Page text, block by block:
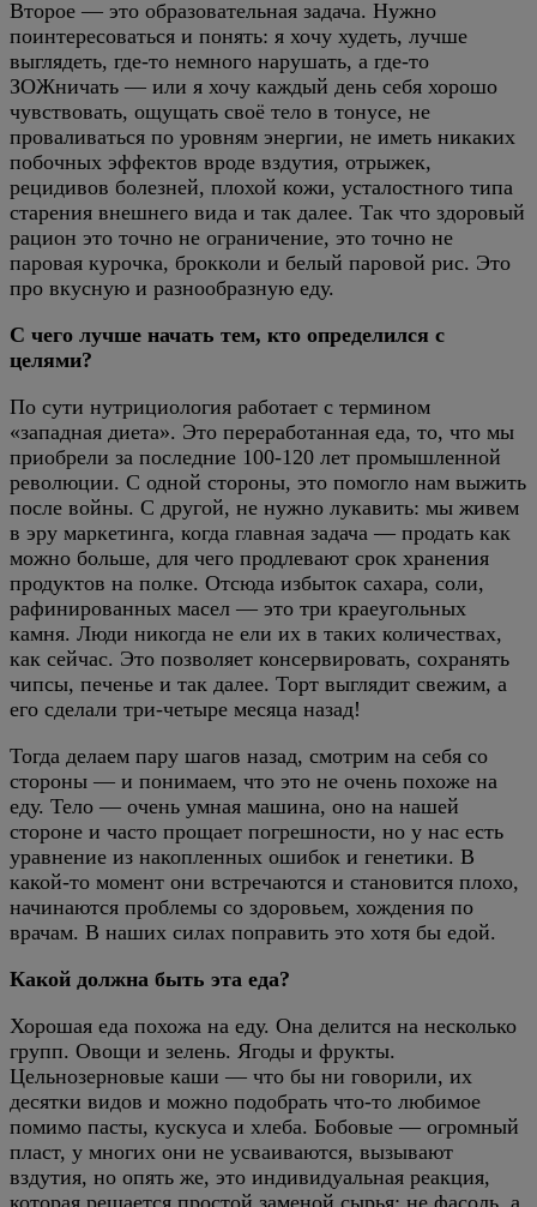
Второе — это образовательная задача. Нужно
поинтересоваться и понять: я хочу худеть, лучше
выглядеть, где-то немного нарушать, а где-то
ЗОЖничать — или я хочу каждый день себя хорошо
чувствовать, ощущать своё тело в тонусе, не
проваливаться по уровням энергии, не иметь никаких
побочных эффектов вроде вздутия, отрыжек,
рецидивов болезней, плохой кожи, усталостного типа
старения внешнего вида и так далее. Так что здоровый
рацион это точно не ограничение, это точно не
паровая курочка, брокколи и белый паровой рис. Это
про вкусную и разнообразную еду.
С чего лучше начать тем, кто определился с
целями?
По сути нутрициология работает с термином
«западная диета». Это переработанная еда, то, что мы
приобрели за последние 100-120 лет промышленной
революции. С одной стороны, это помогло нам выжить
после войны. С другой, не нужно лукавить: мы живем
в эру маркетинга, когда главная задача — продать как
можно больше, для чего продлевают срок хранения
продуктов на полке. Отсюда избыток сахара, соли,
рафинированных масел — это три краеугольных
камня. Люди никогда не ели их в таких количествах,
как сейчас. Это позволяет консервировать, сохранять
чипсы, печенье и так далее. Торт выглядит свежим, а
его сделали три-четыре месяца назад!
Тогда делаем пару шагов назад, смотрим на себя со
стороны — и понимаем, что это не очень похоже на
еду. Тело — очень умная машина, оно на нашей
стороне и часто прощает погрешности, но у нас есть
уравнение из накопленных ошибок и генетики. В
какой-то момент они встречаются и становится плохо,
начинаются проблемы со здоровьем, хождения по
врачам. В наших силах поправить это хотя бы едой.
Какой должна быть эта еда?
Хорошая еда похожа на еду. Она делится на несколько
групп. Овощи и зелень. Ягоды и фрукты.
Цельнозерновые каши — что бы ни говорили, их
десятки видов и можно подобрать что-то любимое
помимо пасты, кускуса и хлеба. Бобовые — огромный
пласт, у многих они не усваиваются, вызывают
вздутия, но опять же, это индивидуальная реакция,
которая решается простой заменой сырья: не фасоль, а